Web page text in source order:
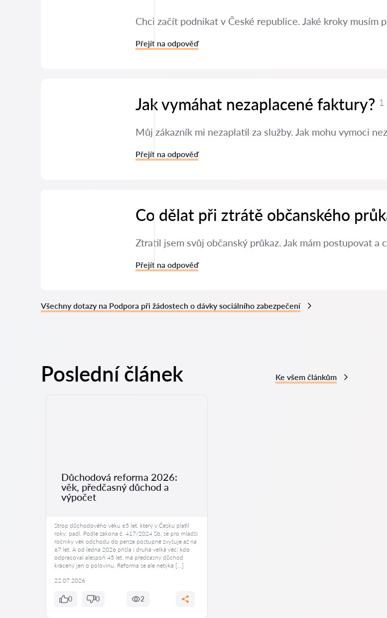
Chci začít podnikat v České republice. Jaké kroky musím
Přejít na odpověď
Jak vymáhat nezaplacené faktury? 1
Můj zákazník mi nezaplatil za služby. Jak mohu vymoci
Přejít na odpověď
Co dělat při ztrátě občanského
Ztratil jsem svůj občanský průkaz. Jak mám postupovat a
Přejít na odpověď
Všechny dotazy na Podpora při žádostech o dávky sociálního zabezpečení
Poslední článek Ke všem článkům
Důchodová reforma 2026:
věk, předčasný důchod a
výpočet
Strop důchodového věku 65 let, který v Česku platil
roky, padl. Podle zákona č. 417/2024 Sb. se pro mladší
ročníky věk odchodu do penze postupně zvyšuje až na
67 let. A od ledna 2026 přišla i druhá velká věc: kdo
odpracoval alespoň 45 let, má předčasný důchod
krácený jen o polovinu. Reforma se ale netýká […]
22.07.2026
0 0 2